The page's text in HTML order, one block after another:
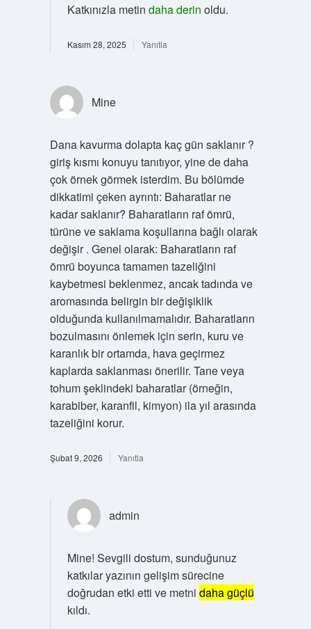
Katkınızla metin daha derin oldu.
Kasım 28, 2025 Yanıtla
Mine
Dana kavurma dolapta kaç gün saklanır ?
giriş kısmı konuyu tanıtıyor, yine de daha
çok örnek görmek isterdim. Bu bölümde
dikkatimi çeken ayrıntı: Baharatlar ne
kadar saklanır? Baharatların raf ömrü,
türüne ve saklama koşullarına bağlı olarak
değişir . Genel olarak: Baharatların raf
ömrü boyunca tamamen tazeliğini
kaybetmesi beklenmez, ancak tadında ve
aromasında belirgin bir değişiklik
olduğunda kullanılmamalıdır. Baharatların
bozulmasını önlemek için serin, kuru ve
karanlık bir ortamda, hava geçirmez
kaplarda saklanması önerilir. Tane veya
tohum şeklindeki baharatlar (örneğin,
karabiber, karanfil, kimyon) ila yıl arasında
tazeliğini korur.
Şubat 9, 2026 Yanıtla
admin
Mine! Sevgili dostum, sunduğunuz
katkılar yazının gelişim sürecine
doğrudan etki etti ve metni daha güçlü
kıldı.